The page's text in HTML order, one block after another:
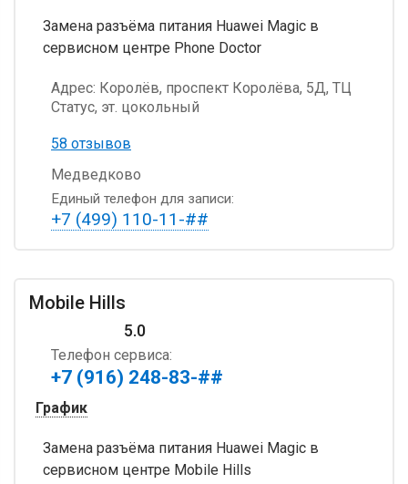
Замена разъёма питания Huawei Magic в
сервисном центре Phone Doctor
Адрес: Королёв, проспект Королёва, 5Д, ТЦ
Статус, эт. цокольный
58 отзывов
Медведково
Единый телефон для записи:
+7 (499) 110-11-##
Mobile Hills
5.0
Телефон сервиса:
+7 (916) 248-83-##
График
Замена разъёма питания Huawei Magic в
сервисном центре Mobile Hills